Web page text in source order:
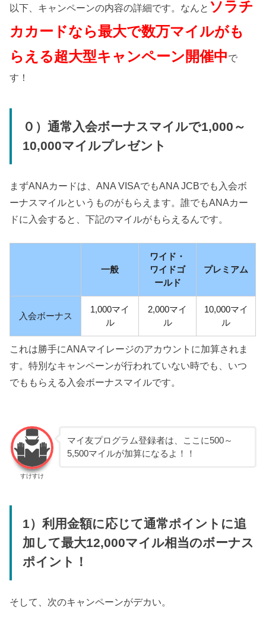
以下、キャンペーンの内容の詳細です。なんと ソラチ
カカードなら最大で数万マイルがも
らえる超大型キャンペーン開催中で
す！
０）通常入会ボーナスマイルで1,000～
10,000マイルプレゼント
まずANAカードは、ANA VISAでもANA JCBでも入会ボ
ーナスマイルというものがもらえます。誰でもANAカー
ドに入会すると、下記のマイルがもらえるんです。
一般
ワイド・
ワイドゴ
ールド
プレミアム
入会ボーナス
1,000マイ
ル
2,000マイ
ル
10,000マイ
ル
これは勝手にANAマイレージのアカウントに加算されま
す。特別なキャンペーンが行われていない時でも、いつ
でももらえる入会ボーナスマイルです。
すけすけ
マイ友プログラム登録者は、ここに500～
5,500マイルが加算になるよ！！
1）利用金額に応じて通常ポイントに追
加して最大12,000マイル相当のボーナス
ポイント！
そして、次のキャンペーンがデカい。